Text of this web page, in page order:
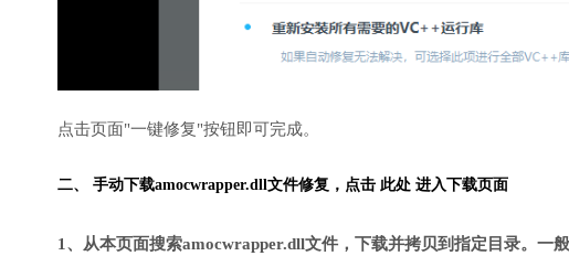
点击页面"一键修复"按钮即可完成。
二、 手动下载amocwrapper.dll文件修复， 点击 此处 进入下载页面
1、从本页面搜索amocwrapper.dll文件，下载并拷贝到指定目录。一